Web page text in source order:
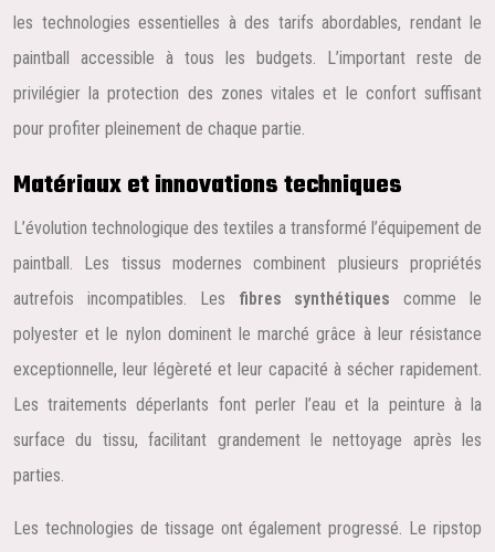
les technologies essentielles à des tarifs abordables, rendant le
paintball accessible à tous les budgets. L’important reste de
privilégier la protection des zones vitales et le confort suffisant
pour profiter pleinement de chaque partie.
Matériaux et innovations techniques
L’évolution technologique des textiles a transformé l’équipement de
paintball. Les tissus modernes combinent plusieurs propriétés
autrefois incompatibles. Les fibres synthétiques comme le
polyester et le nylon dominent le marché grâce à leur résistance
exceptionnelle, leur légèreté et leur capacité à sécher rapidement.
Les traitements déperlants font perler l’eau et la peinture à la
surface du tissu, facilitant grandement le nettoyage après les
parties.
Les technologies de tissage ont également progressé. Le ripstop